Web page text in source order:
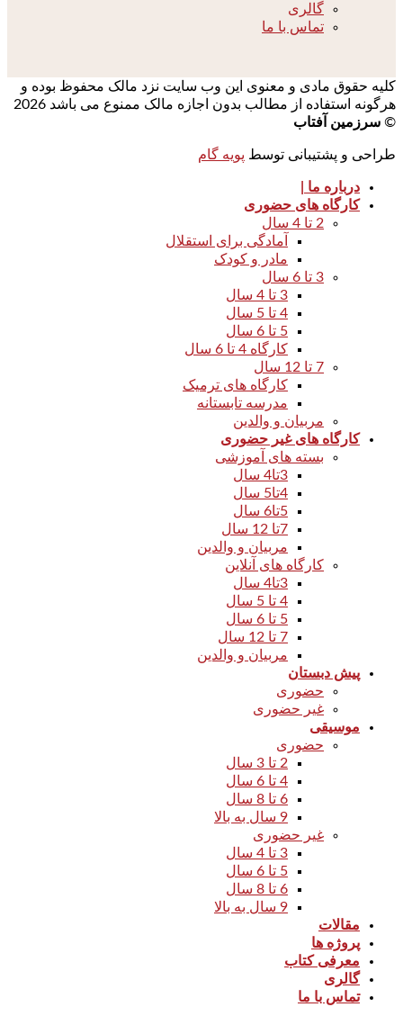
گالری
تماس با ما
کلیه حقوق مادی و معنوی این وب سایت نزد مالک محفوظ بوده و
هرگونه استفاده از مطالب بدون اجازه مالک ممنوع می باشد 2026
© سرزمین آفتاب
طراحی و پشتیبانی توسط پویه گام
درباره ما |
کارگاه های حضوری
2 تا 4 سال
آمادگی برای استقلال
مادر و کودک
3 تا 6 سال
3 تا 4 سال
4 تا 5 سال
5 تا 6 سال
کارگاه 4 تا 6 سال
7 تا 12 سال
کارگاه های ترمیک
مدرسه تابستانه
مربیان و والدین
کارگاه های غیر حضوری
بسته های آموزشی
3تا4 سال
4تا5 سال
5تا6 سال
7تا 12 سال
مربیان و والدین
کارگاه های آنلاین
3تا4 سال
4 تا 5 سال
5 تا 6 سال
7 تا 12 سال
مربیان و والدین
پیش دبستان
حضوری
غیر حضوری
موسیقی
حضوری
2 تا 3 سال
4 تا 6 سال
6 تا 8 سال
9 سال به بالا
غیر حضوری
3 تا 4 سال
5 تا 6 سال
6 تا 8 سال
9 سال به بالا
مقالات
پروژه ها
معرفی کتاب
گالری
تماس با ما